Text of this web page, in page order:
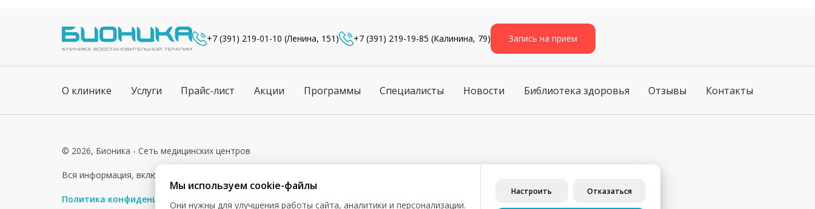
+7 (391) 219-01-10 (Ленина, 151) +7 (391) 219-19-85 (Калинина, 79) Запись на приём
О клинике Услуги Прайс-лист Акции Программы Специалисты Новости Библиотека здоровья Отзывы Контакты
© 2026, Бионика - Сеть медицинских центров
Вся информация, включая цены, представлена для ознакомления и не является публичной офертой (ст. 435 ГК РФ, ст. 437 ГК РФ)
Политика конфиденциальности Согласие на обработку персональных данных
Мы используем cookie-файлы
Они нужны для улучшения работы сайта, аналитики и персонализации.
Настроить Отказаться